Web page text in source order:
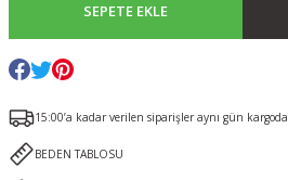
SEPETE EKLE
15:00’a kadar verilen siparişler aynı gün kargoda
BEDEN TABLOSU